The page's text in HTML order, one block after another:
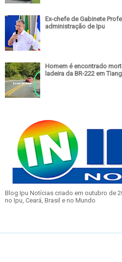
Ex-chefe de Gabinete
administração de Ipu
Homem é encontrado
ladeira da BR-222 em
Blog Ipu Notícias criado em outubro de
no Ipu, Ceará, Brasil e no Mundo